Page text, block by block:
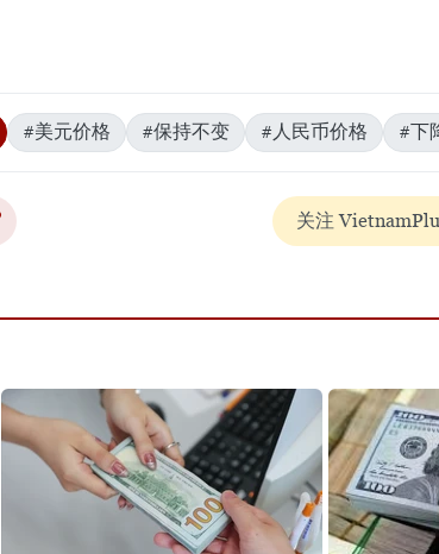
#美元价格 #保持不变 #人民币价格 #下
关注